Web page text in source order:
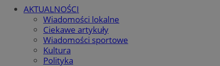
AKTUALNOŚCI
Wiadomości lokalne
Ciekawe artykuły
Wiadomości sportowe
Kultura
Polityka